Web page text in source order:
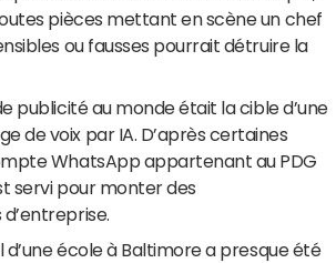
pièces mettant en scène un chef
ou fausses pourrait détruire la
publicité au monde était la cible d’une
de voix par IA. D’après certaines
WhatsApp appartenant au PDG
servi pour monter des
d’une école à Baltimore a presque été